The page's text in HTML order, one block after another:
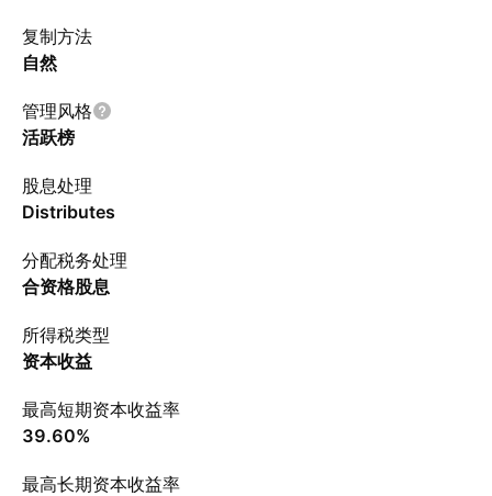
复制方法
自然
管理风格
活跃榜
股息处理
Distributes
分配税务处理
合资格股息
所得税类型
资本收益
最高短期资本收益率
39.60%
最高长期资本收益率